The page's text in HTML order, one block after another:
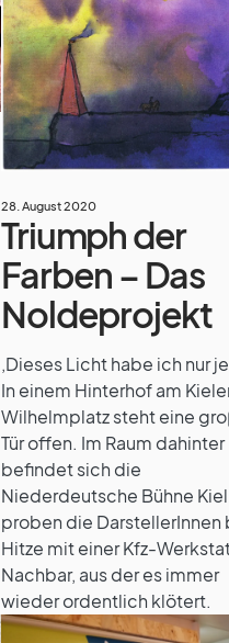
28. August 2020
Triumph der
Farben – Das
Noldeprojekt
‚Dieses Licht habe ich nur
In einem Hinterhof am
Wilhelmplatz steht eine
Tür offen. Im Raum dahinter
befindet sich die
Niederdeutsche Bühne
proben die DarstellerInnen
Hitze mit einer Kfz-
Nachbar, aus der es immer
wieder ordentlich klötert.